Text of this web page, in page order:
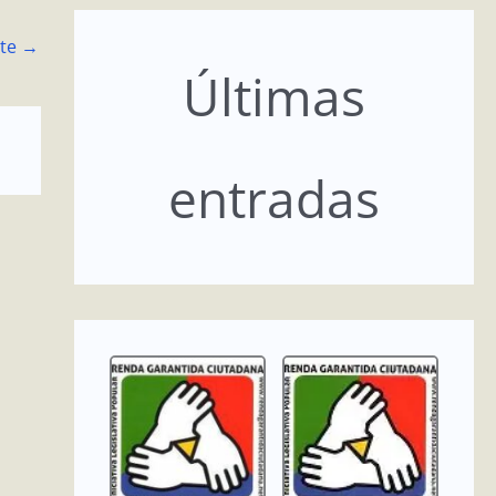
→
Últimas
entradas